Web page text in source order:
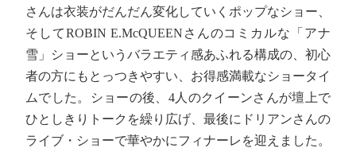
さんは衣装がだんだん変化していくポップなショー、
そしてROBIN E.McQUEENさんのコミカルな「アナ
雪」ショーというバラエティ感あふれる構成の、初心
者の方にもとっつきやすい、お得感満載なショータイ
ムでした。ショーの後、4人のクイーンさんが壇上で
ひとしきりトークを繰り広げ、最後にドリアンさんの
ライブ・ショーで華やかにフィナーレを迎えました。